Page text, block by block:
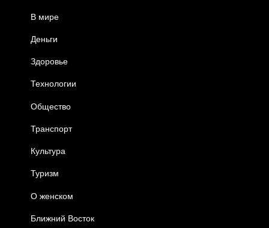
В мире
Деньги
Здоровье
Технологии
Общество
Транспорт
Культура
Туризм
О женском
Ближний Восток